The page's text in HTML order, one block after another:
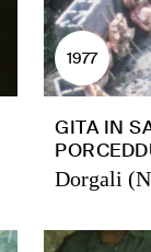
1977
GITA IN
Dorgali